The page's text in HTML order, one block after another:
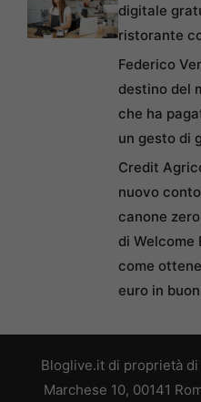
digitale
ristorante
Federico
destino del
che ha
un gesto di
Credit
nuovo
canone
di Welcome
come
euro in
Bloglive.it di proprietà di
Marchese 10, 00141